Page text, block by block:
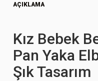
AÇIKLAMA
Kız Bebek
Pan Yaka
Şık Tasarım